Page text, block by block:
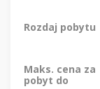
Rozdaj pobytu
Maks. cena za
pobyt do